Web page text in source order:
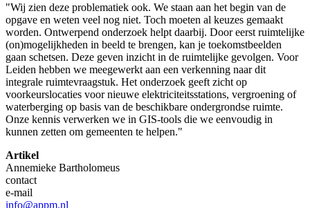
"Wij zien deze problematiek ook. We staan aan het begin van de
opgave en weten veel nog niet. Toch moeten al keuzes gemaakt
worden. Ontwerpend onderzoek helpt daarbij. Door eerst ruimtelijke
(on)mogelijkheden in beeld te brengen, kan je toekomstbeelden
gaan schetsen. Deze geven inzicht in de ruimtelijke gevolgen. Voor
Leiden hebben we meegewerkt aan een verkenning naar dit
integrale ruimtevraagstuk. Het onderzoek geeft zicht op
voorkeurslocaties voor nieuwe elektriciteitsstations, vergroening of
waterberging op basis van de beschikbare ondergrondse ruimte.
Onze kennis verwerken we in GIS-tools die we eenvoudig in
kunnen zetten om gemeenten te helpen."
Artikel
Annemieke Bartholomeus
contact
e-mail
info@appm.nl